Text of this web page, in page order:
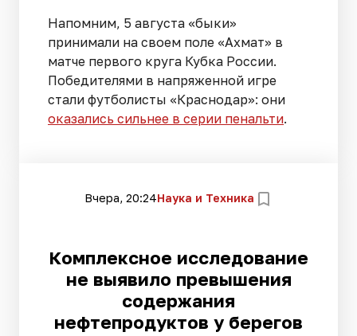
Напомним, 5 августа «быки»
принимали на своем поле «Ахмат» в
матче первого круга Кубка России.
Победителями в напряженной игре
стали футболисты «Краснодар»: они
оказались сильнее в серии пенальти.
Вчера, 20:24Наука и Техника
Комплексное исследование
не выявило превышения
содержания
нефтепродуктов у берегов